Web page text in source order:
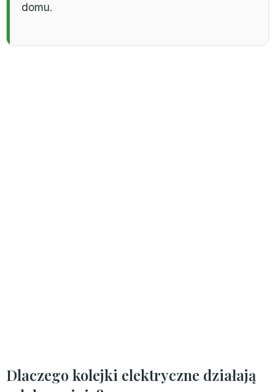
domu.
Dlaczego kolejki elektryczne działają